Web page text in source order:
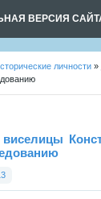
ВЕРСИЯ
личности »